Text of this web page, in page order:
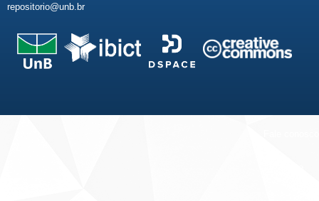
repositorio@unb.br